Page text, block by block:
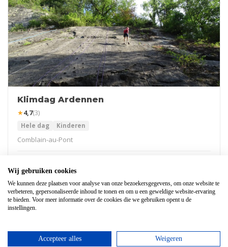
Klimdag Ardennen
★4,7(3)
Hele dag Kinderen
Comblain-au-Pont
POPULAIR
Wij gebruiken cookies
We kunnen deze plaatsen voor analyse van onze bezoekersgegevens, om onze website te
verbeteren, gepersonaliseerde inhoud te tonen en om u een geweldige website-ervaring
te bieden. Voor meer informatie over de cookies die we gebruiken opent u de
instellingen.
Accepteer alles Weigeren